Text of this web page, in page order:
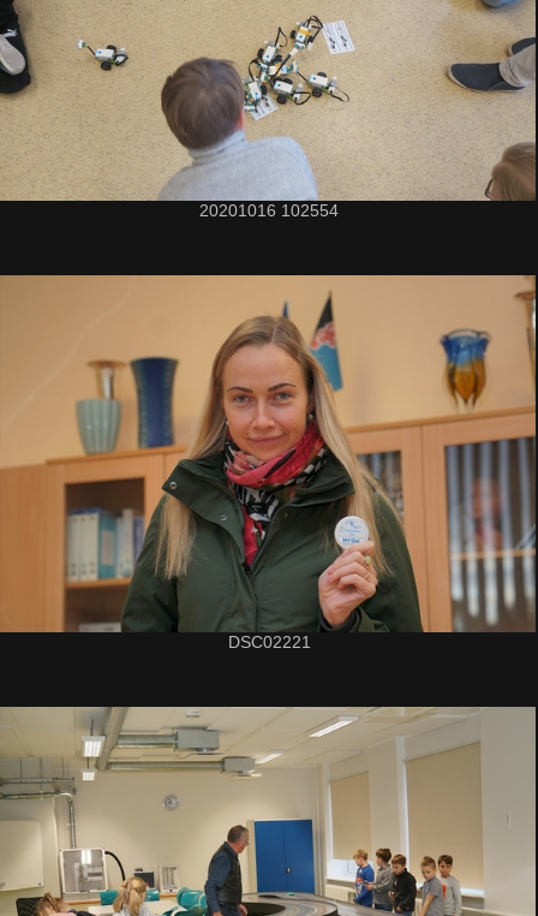
20201016 102554
DSC02221